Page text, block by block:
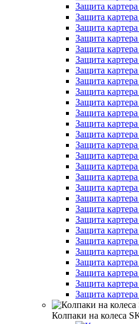
Защита
Защита
Защита
Защита
Защита
Защита
Защита
Защита
Защита
Защита
Защита
Защита
Защита
Защита
Защита
Защита
Защита
Защита
Защита
Защита
Защита
Защита
Защита
Защита
Защита
Защита
Защита
Защита картера
Колпаки на колеса